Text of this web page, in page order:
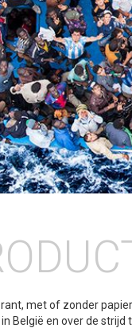
met of zonder
België en over de